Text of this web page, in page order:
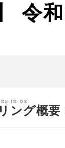
令
12-03
ング概要